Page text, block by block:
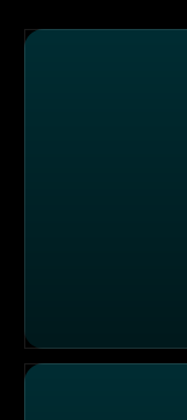
Finale mit